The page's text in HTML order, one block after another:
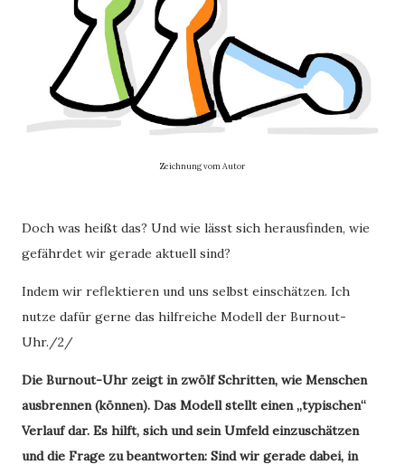
Zeichnung vom Autor
Doch was heißt das? Und wie lässt sich herausfinden, wie
gefährdet wir gerade aktuell sind?
Indem wir reflektieren und uns selbst einschätzen. Ich
nutze dafür gerne das hilfreiche Modell der Burnout-
Uhr./2/
Die Burnout-Uhr zeigt in zwölf Schritten, wie Menschen
ausbrennen (können). Das Modell stellt einen „typischen“
Verlauf dar. Es hilft, sich und sein Umfeld einzuschätzen
und die Frage zu beantworten: Sind wir gerade dabei, in